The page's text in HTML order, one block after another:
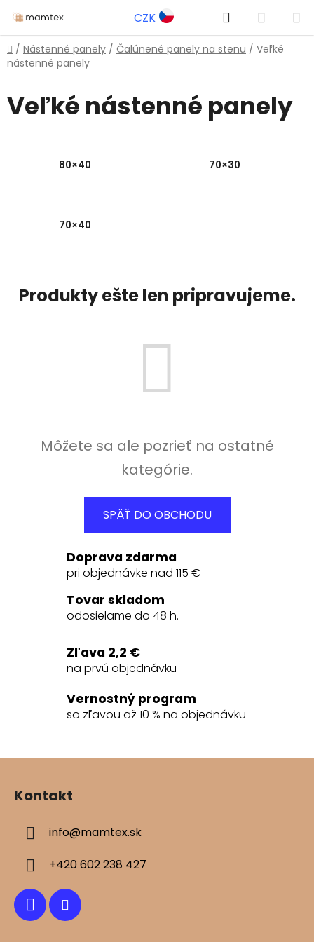
na
obsah
CZK Hľadať
KOŠÍK
Domov
/ Nástenné panely / Čalúnené panely na stenu / Veľké
nástenné panely
Veľké nástenné panely
80×40 70×30
70×40
Produkty ešte len pripravujeme.
Môžete sa ale pozrieť na ostatné
kategórie.
SPÄŤ DO OBCHODU
Doprava zdarma
pri objednávke nad 115 €
Tovar skladom
odosielame do 48 h.
Zľava 2,2 €
na prvú objednávku
Vernostný program
so zľavou až 10 % na objednávku
Kontakt
info@mamtex.sk
+420 602 238 427